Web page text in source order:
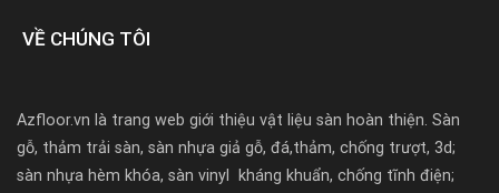
VỀ CHÚNG TÔI
Azfloor.vn là trang web giới thiệu vật liệu sàn hoàn thiện. Sàn
gỗ, thảm trải sàn, sàn nhựa giả gỗ, đá,thảm, chống trượt, 3d;
sàn nhựa hèm khóa, sàn vinyl kháng khuẩn, chống tĩnh điện;